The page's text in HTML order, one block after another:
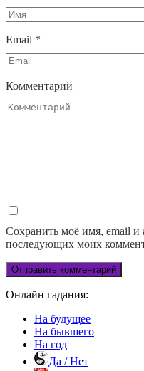
Email *
Комментарий
Сохранить моё имя, email и
последующих моих
Онлайн гадания:
На будущее
На бывшего
На год
Да / Нет